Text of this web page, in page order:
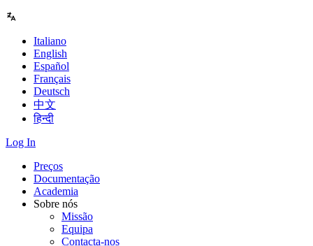
Italiano
English
Español
Français
Deutsch
中文
हिन्दी
Log In
Preços
Documentação
Academia
Sobre nós
Missão
Equipa
Contacta-nos